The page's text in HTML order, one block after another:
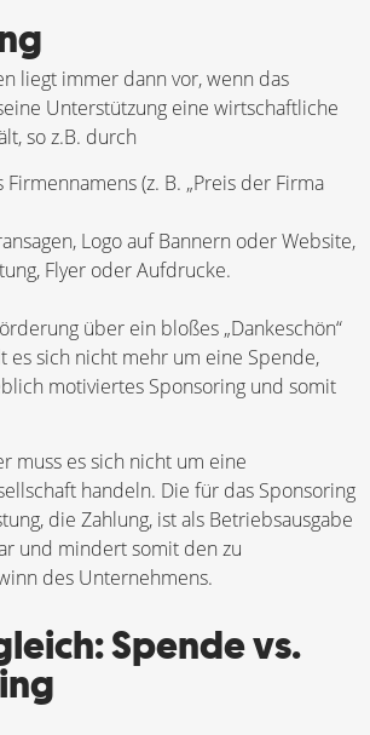
liegt immer dann vor, wenn das
Unterstützung eine wirtschaftliche
so z.B. durch
(z. B. „Preis der Firma
Logo auf Bannern oder Website,
Flyer oder Aufdrucke.
über ein bloßes „Dankeschön“
es sich nicht mehr um eine Spende,
motiviertes Sponsoring und somit
muss es sich nicht um eine
handeln. Die für das Sponsoring
die Zahlung, ist als Betriebsausgabe
und mindert somit den zu
des Unternehmens.
Spende vs.